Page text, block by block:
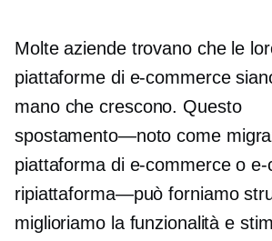
Molte aziende trovano che le
piattaforme di e-commerce
mano che crescono. Questo
spostamento—noto come
piattaforma di e-commerce o
ripiattaforma—può forniamo
miglioriamo la funzionalità e